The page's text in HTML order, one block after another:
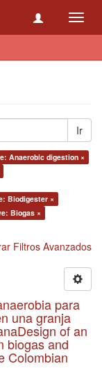
Ir
Anaerobic digestion ×
Biodigester ×
Biogas ×
Filtros Avanzados
para
una granja
of an
biogas and
Colombian